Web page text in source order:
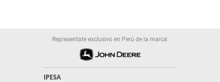
Representate exclusivo en Perú de la marca:
IPESA